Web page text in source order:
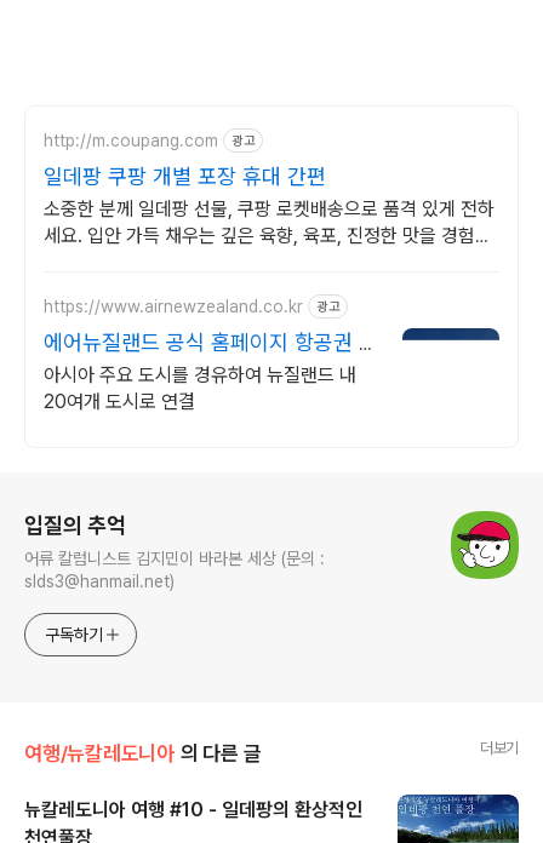
http://m.coupang.com 광고
일데팡 쿠팡 개별 포장 휴대 간편
소중한 분께 일데팡 선물, 쿠팡 로켓배송으로 품격 있게 전하
세요. 입안 가득 채우는 깊은 육향, 육포, 진정한 맛을 경험하
https://www.airnewzealand.co.kr 광고
에어뉴질랜드 공식 홈페이지 항공권 예
약 및 여행 정보
아시아 주요 도시를 경유하여 뉴질랜드 내
20여개 도시로 연결
입질의 추억
어류 칼럼니스트 김지민이 바라본 세상 (문의 :
slds3@hanmail.net)
구독하기
여행/뉴칼레도니아 의 다른 글 더보기
뉴칼레도니아 여행 #10 - 일데팡의 환상적인
천연풀장